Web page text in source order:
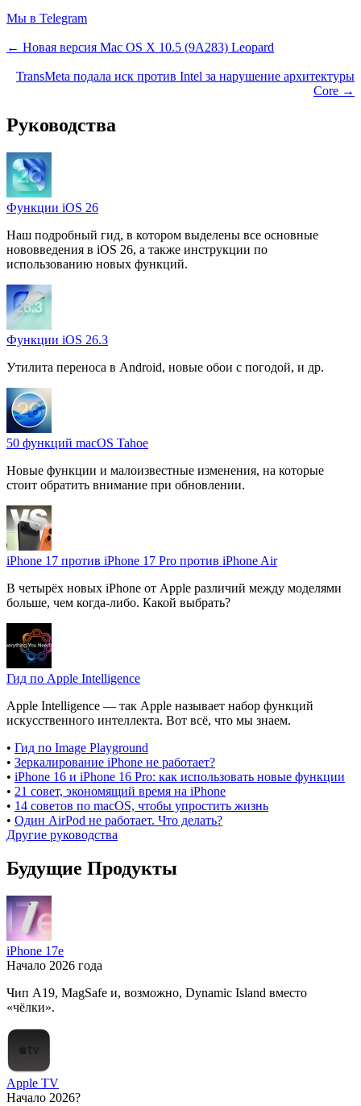
Мы в Telegram
← Новая версия Mac OS X 10.5 (9A283) Leopard
TransMeta подала иск против Intel за нарушение архитектуры
Core →
Руководства
Функции iOS 26
Наш подробный гид, в котором выделены все основные
нововведения в iOS 26, а также инструкции по
использованию новых функций.
Функции iOS 26.3
Утилита переноса в Android, новые обои с погодой, и др.
50 функций macOS Tahoe
Новые функции и малоизвестные изменения, на которые
стоит обратить внимание при обновлении.
iPhone 17 против iPhone 17 Pro против iPhone Air
В четырёх новых iPhone от Apple различий между моделями
больше, чем когда-либо. Какой выбрать?
Гид по Apple Intelligence
Apple Intelligence — так Apple называет набор функций
искусственного интеллекта. Вот всё, что мы знаем.
• Гид по Image Playground
• Зеркалирование iPhone не работает?
• iPhone 16 и iPhone 16 Pro: как использовать новые функции
• 21 совет, экономящий время на iPhone
• 14 советов по macOS, чтобы упростить жизнь
• Один AirPod не работает. Что делать?
Другие руководства
Будущие Продукты
iPhone 17e
Начало 2026 года
Чип A19, MagSafe и, возможно, Dynamic Island вместо
«чёлки».
Apple TV
Начало 2026?